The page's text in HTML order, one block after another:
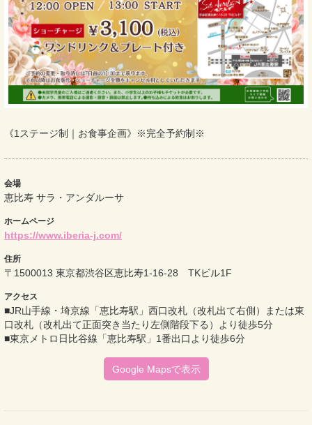
《1ステージ制｜お食事企画》※完全予約制※
会場
恵比寿 サラ・アンダルーサ
ホームページ
https://www.iberia-j.com/
住所
〒1500013 東京都渋谷区恵比寿1-16-28 TKビル1F
アクセス
■JR山手線・埼京線「恵比寿駅」西口改札（改札出て右側）または東
口改札（改札出て正面突き当たり左側階段下る）より徒歩5分
■東京メトロ日比谷線「恵比寿駅」1番出口より徒歩6分
Google Mapsで表示